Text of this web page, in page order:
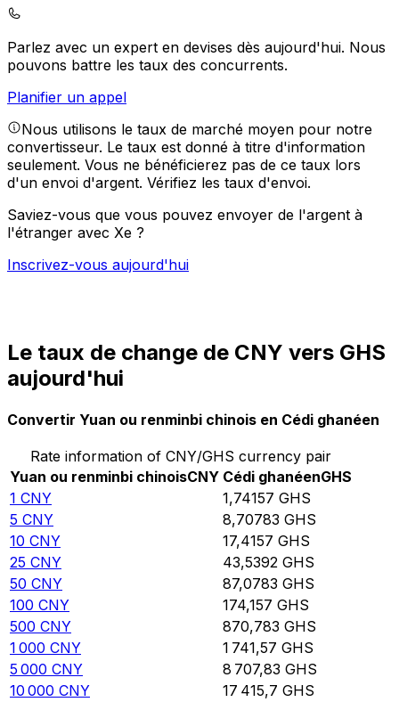
Parlez avec un expert en devises dès aujourd'hui. Nous
pouvons battre les taux des concurrents.
Planifier un appel
Nous utilisons le taux de marché moyen pour notre
convertisseur. Le taux est donné à titre d'information
seulement. Vous ne bénéficierez pas de ce taux lors
d'un envoi d'argent. Vérifiez les taux d'envoi.
Saviez-vous que vous pouvez envoyer de l'argent à
l'étranger avec Xe ?
Inscrivez-vous aujourd'hui
Le taux de change de CNY vers GHS
aujourd'hui
Convertir Yuan ou renminbi chinois en Cédi ghanéen
Rate information of CNY/GHS currency pair
Yuan ou renminbi chinoisCNY Cédi ghanéenGHS
1 CNY 1,74157 GHS
5 CNY 8,70783 GHS
10 CNY 17,4157 GHS
25 CNY 43,5392 GHS
50 CNY 87,0783 GHS
100 CNY 174,157 GHS
500 CNY 870,783 GHS
1 000 CNY 1 741,57 GHS
5 000 CNY 8 707,83 GHS
10 000 CNY 17 415,7 GHS